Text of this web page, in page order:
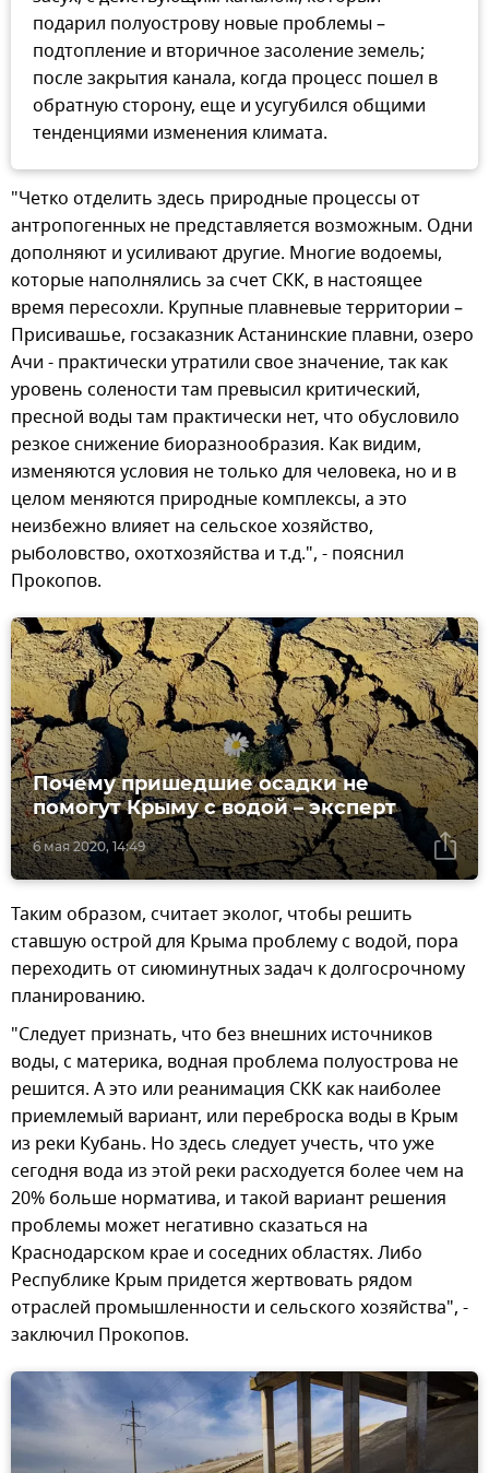
подарил полуострову новые проблемы –
подтопление и вторичное засоление земель;
после закрытия канала, когда процесс пошел в
обратную сторону, еще и усугубился общими
тенденциями изменения климата.
"Четко отделить здесь природные процессы от
антропогенных не представляется возможным. Одни
дополняют и усиливают другие. Многие водоемы,
которые наполнялись за счет СКК, в настоящее
время пересохли. Крупные плавневые территории –
Присивашье, госзаказник Астанинские плавни, озеро
Ачи - практически утратили свое значение, так как
уровень солености там превысил критический,
пресной воды там практически нет, что обусловило
резкое снижение биоразнообразия. Как видим,
изменяются условия не только для человека, но и в
целом меняются природные комплексы, а это
неизбежно влияет на сельское хозяйство,
рыболовство, охотхозяйства и т.д.", - пояснил
Прокопов.
6 мая 2020, 14:49
Почему пришедшие осадки не
помогут Крыму с водой – эксперт
Таким образом, считает эколог, чтобы решить
ставшую острой для Крыма проблему с водой, пора
переходить от сиюминутных задач к долгосрочному
планированию.
"Следует признать, что без внешних источников
воды, с материка, водная проблема полуострова не
решится. А это или реанимация СКК как наиболее
приемлемый вариант, или переброска воды в Крым
из реки Кубань. Но здесь следует учесть, что уже
сегодня вода из этой реки расходуется более чем на
20% больше норматива, и такой вариант решения
проблемы может негативно сказаться на
Краснодарском крае и соседних областях. Либо
Республике Крым придется жертвовать рядом
отраслей промышленности и сельского хозяйства", -
заключил Прокопов.